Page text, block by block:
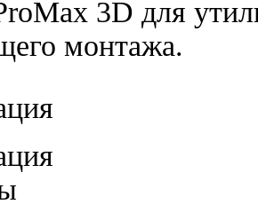
3D для
монтажа.